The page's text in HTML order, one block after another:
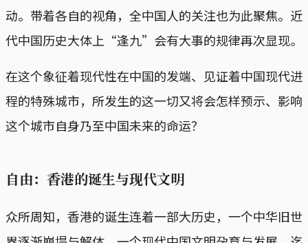
动。带着各自的视角，全中国人的关注也为此聚焦。近
代中国历史大体上“逢九”会有大事的规律再次显现。
在这个象征着现代性在中国的发端、见证着中国现代进
程的特殊城市，所发生的这一切又将会怎样预示、影响
这个城市自身乃至中国未来的命运？
自由：香港的诞生与现代文明
众所周知，香港的诞生连着一部大历史，一个中华旧世